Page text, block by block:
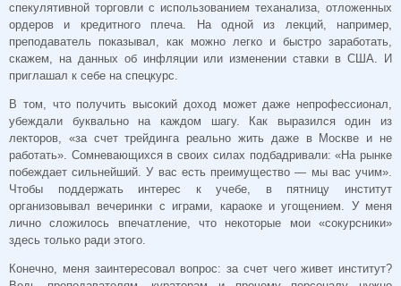
спекулятивной торговли с использованием теханализа, отложенных
ордеров и кредитного плеча. На одной из лекций, например,
преподаватель показывал, как можно легко и быстро заработать,
скажем, на данных об инфляции или изменении ставки в США. И
приглашал к себе на спецкурс.
В том, что получить высокий доход может даже непрофессионал,
убеждали буквально на каждом шагу. Как выразился один из
лекторов, «за счет трейдинга реально жить даже в Москве и не
работать». Сомневающихся в своих силах подбадривали: «На рынке
побеждает сильнейший. У вас есть преимущество — мы вас учим».
Чтобы поддержать интерес к учебе, в пятницу институт
организовывал вечеринки с играми, караоке и угощением. У меня
лично сложилось впечатление, что некоторые мои «сокурсники»
здесь только ради этого.
Конечно, меня заинтересовал вопрос: за счет чего живет институт?